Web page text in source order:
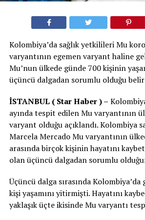
Kolombiya’da sağlık yetkilileri Mu
varyantının egemen varyant haline
Mu’nun ülkede günde 700 kişinin
üçüncü dalgadan sorumlu olduğu
İSTANBUL ( Star Haber ) –
ayında tespit edilen Mu varyantının
varyant olduğu açıklandı. Kolombiya
Marcela Mercado Mu varyantının
arasında birçok kişinin hayatını
olan üçüncü dalgadan sorumlu
Üçüncü dalga sırasında Kolombiya’da
kişi yaşamını yitirmişti. Hayatını
yaklaşık üçte ikisinde Mu varyantı